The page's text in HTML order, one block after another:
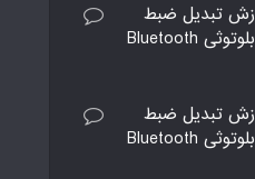
تبدیل ضبط
صوت قدیمی به مدل بلوتوثی Bluetooth
تبدیل ضبط
صوت قدیمی به مدل بلوتوثی Bluetooth